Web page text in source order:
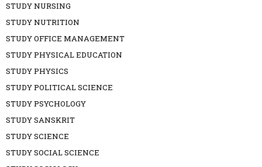
STUDY NURSING
STUDY NUTRITION
STUDY OFFICE MANAGEMENT
STUDY PHYSICAL EDUCATION
STUDY PHYSICS
STUDY POLITICAL SCIENCE
STUDY PSYCHOLOGY
STUDY SANSKRIT
STUDY SCIENCE
STUDY SOCIAL SCIENCE